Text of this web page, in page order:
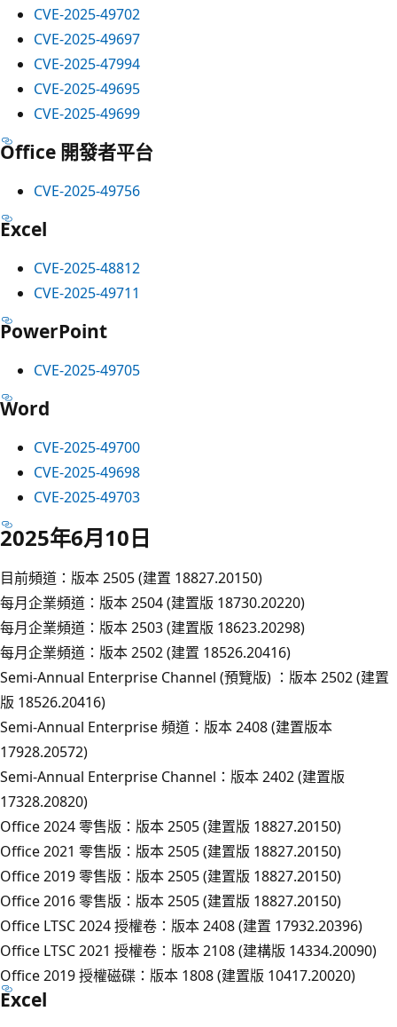
CVE-2025-49702
CVE-2025-49697
CVE-2025-47994
CVE-2025-49695
CVE-2025-49699
Office 開發者平台
CVE-2025-49756
Excel
CVE-2025-48812
CVE-2025-49711
PowerPoint
CVE-2025-49705
Word
CVE-2025-49700
CVE-2025-49698
CVE-2025-49703
2025年6月10日
目前頻道：版本 2505 (建置 18827.20150)
每月企業頻道：版本 2504 (建置版 18730.20220)
每月企業頻道：版本 2503 (建置版 18623.20298)
每月企業頻道：版本 2502 (建置 18526.20416)
Semi-Annual Enterprise Channel (預覽版) ：版本 2502 (建置
版 18526.20416)
Semi-Annual Enterprise 頻道：版本 2408 (建置版本
17928.20572)
Semi-Annual Enterprise Channel：版本 2402 (建置版
17328.20820)
Office 2024 零售版：版本 2505 (建置版 18827.20150)
Office 2021 零售版：版本 2505 (建置版 18827.20150)
Office 2019 零售版：版本 2505 (建置版 18827.20150)
Office 2016 零售版：版本 2505 (建置版 18827.20150)
Office LTSC 2024 授權卷：版本 2408 (建置 17932.20396)
Office LTSC 2021 授權卷：版本 2108 (建構版 14334.20090)
Office 2019 授權磁碟：版本 1808 (建置版 10417.20020)
Excel